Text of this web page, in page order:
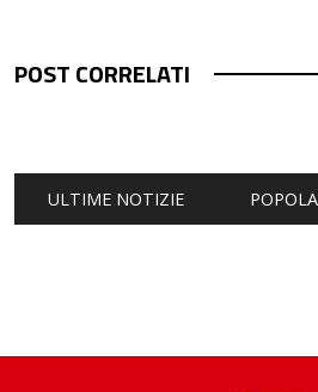
POST CORRELATI
ULTIME NOTIZIE